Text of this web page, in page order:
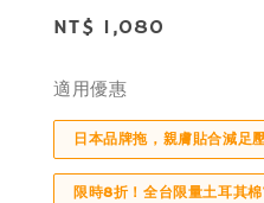
Regular
NT$ 1,080
適用優惠
日本品牌拖，親膚貼合減足
限時8折！全台限量土耳其棉